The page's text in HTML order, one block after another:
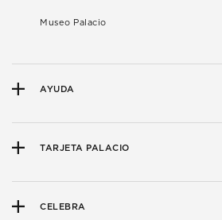
Museo Palacio
AYUDA
TARJETA PALACIO
CELEBRA